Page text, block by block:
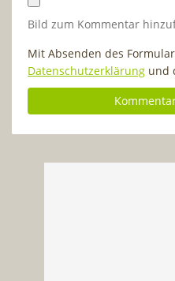
Bild zum Kommentar
Mit Absenden des
Datenschutzerklärung und